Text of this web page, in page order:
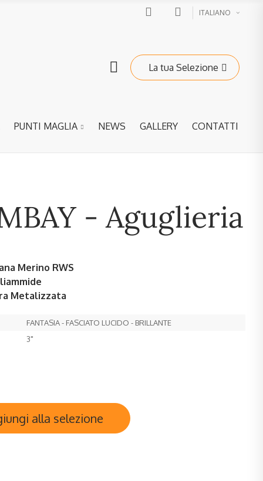
ITALIANO
La tua Selezione
PUNTI MAGLIA NEWS GALLERY CONTATTI
- Aguglieria
Merino RWS
Metalizzata
FANTASIA - FASCIATO LUCIDO - BRILLANTE
3"
alla selezione